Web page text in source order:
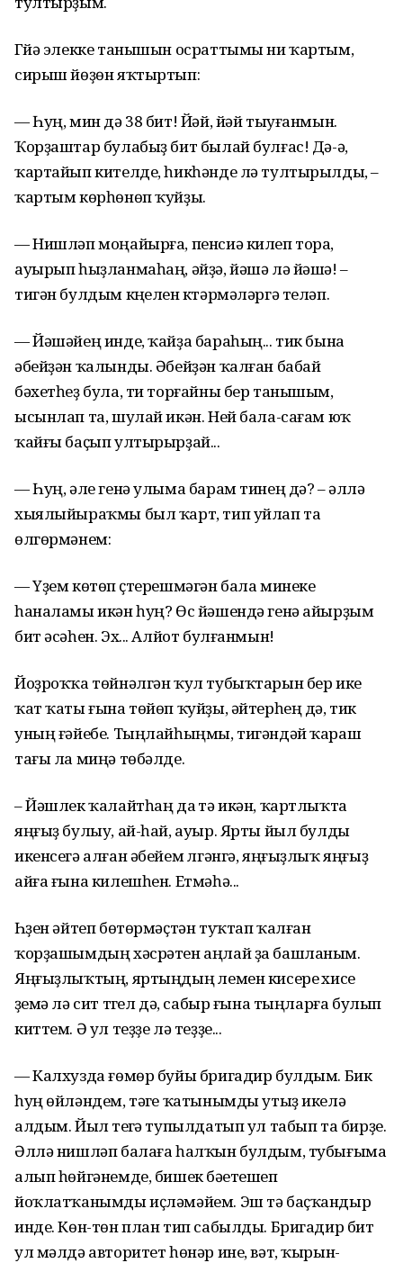
Гүйә элекке танышын осраттымы ни ҡартым,
сирыш йөҙөн яҡтыртып:
— Һуң, мин дә 38 бит! Йәй, йәй тыуғанмын.
Ҡорҙаштар булабыҙ бит былай булғас! Дә-ә,
ҡартайып кителде, һикһәнде лә тултырылды, –
ҡартым көрһөнөп ҡуйҙы.
— Нишләп моңайырға, пенсиә килеп тора,
ауырып һыҙланмаһаң, әйҙә, йәшә лә йәшә! –
тигән булдым күңелен күтәрмәләргә теләп.
— Йәшәйең инде, ҡайҙа бараһың... тик бына
әбейҙән ҡалынды. Әбейҙән ҡалған бабай
бәхетһеҙ була, ти торғайны бер танышым,
ысынлап та, шулай икән. Ней бала-сағам юҡ
ҡайғы баҫып ултырырҙай...
— Һуң, әле генә улыма барам тинең дә? – әллә
хыялыйыраҡмы был ҡарт, тип уйлап та
өлгөрмәнем:
— Үҙем көтөп үҫтерешмәгән бала минеке
һаналамы икән һуң? Өс йәшендә генә айырҙым
бит әсәһен. Эх... Алйот булғанмын!
Йоҙроҡҡа төйнәлгән ҡул тубыҡтарын бер ике
ҡат ҡаты ғына төйөп ҡуйҙы, әйтерһең дә, тик
уның ғәйебе. Тыңлайһыңмы, тигәндәй ҡараш
тағы ла миңә төбәлде.
– Йәшлек ҡалайтһаң да үтә икән, ҡартлыҡта
яңғыҙ булыу, ай-һай, ауыр. Ярты йыл булды
икенсегә алған әбейем үлгәнгә, яңғыҙлыҡ яңғыҙ
айға ғына килешһен. Етмәһә...
Һүҙен әйтеп бөтөрмәҫтән туҡтап ҡалған
ҡорҙашымдың хәсрәтен аңлай ҙа башланым.
Яңғыҙлыҡтың, яртыңдың үлемен кисереү хисе
үҙемә лә сит түгел дә, сабыр ғына тыңларға булып
киттем. Ә ул теҙҙе лә теҙҙе...
— Калхузда ғөмөр буйы бригадир булдым. Бик
һуң өйләндем, тәүге ҡатынымды утыҙ икелә
алдым. Йыл үтеүгә тупылдатып ул табып та бирҙе.
Әллә нишләп балаға һалҡын булдым, тубығыма
алып һөйгәнемде, бишек бәүетешеп
йоҡлатҡанымды иҫләмәйем. Эш тә баҫҡандыр
инде. Көн-төн план тип сабылды. Бригадир бит
ул мәлдә авторитет һөнәр ине, вәт, ҡырын-